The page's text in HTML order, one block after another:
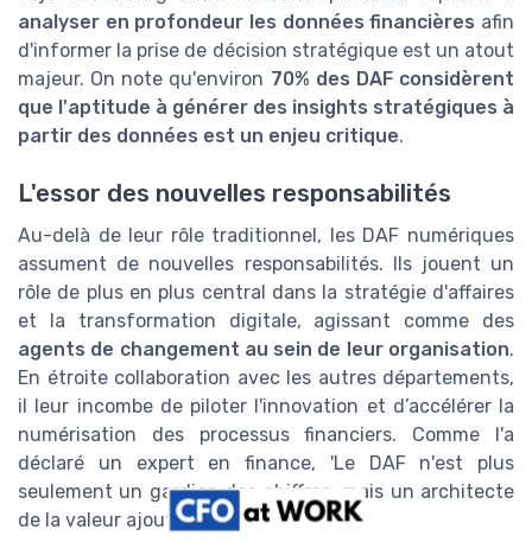
analyser en profondeur les données financières afin
d'informer la prise de décision stratégique est un atout
majeur. On note qu'environ 70% des DAF considèrent
que l'aptitude à générer des insights stratégiques à
partir des données est un enjeu critique.
L'essor des nouvelles responsabilités
Au-delà de leur rôle traditionnel, les DAF numériques
assument de nouvelles responsabilités. Ils jouent un
rôle de plus en plus central dans la stratégie d'affaires
et la transformation digitale, agissant comme des
agents de changement au sein de leur organisation.
En étroite collaboration avec les autres départements,
il leur incombe de piloter l'innovation et d’accélérer la
numérisation des processus financiers. Comme l'a
déclaré un expert en finance, 'Le DAF n'est plus
seulement un gardien des chiffres, mais un architecte
de la valeur ajoutée'.